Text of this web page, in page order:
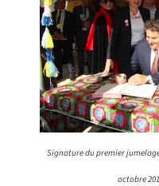
Signature du premier
octobre